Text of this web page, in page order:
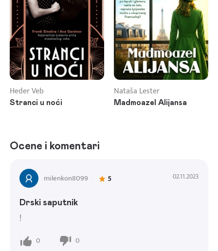
Heder Veb
Stranci u noći
Nataša Lester
Madmoazel Alijansa
Ocene i komentari
milenkon8099 5 02.11.2023
Drski saputnik
!
0 0